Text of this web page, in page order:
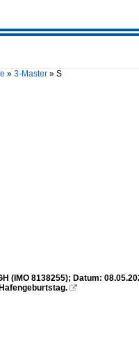
» 3-Master » S
(IMO 8138255); Datum:
